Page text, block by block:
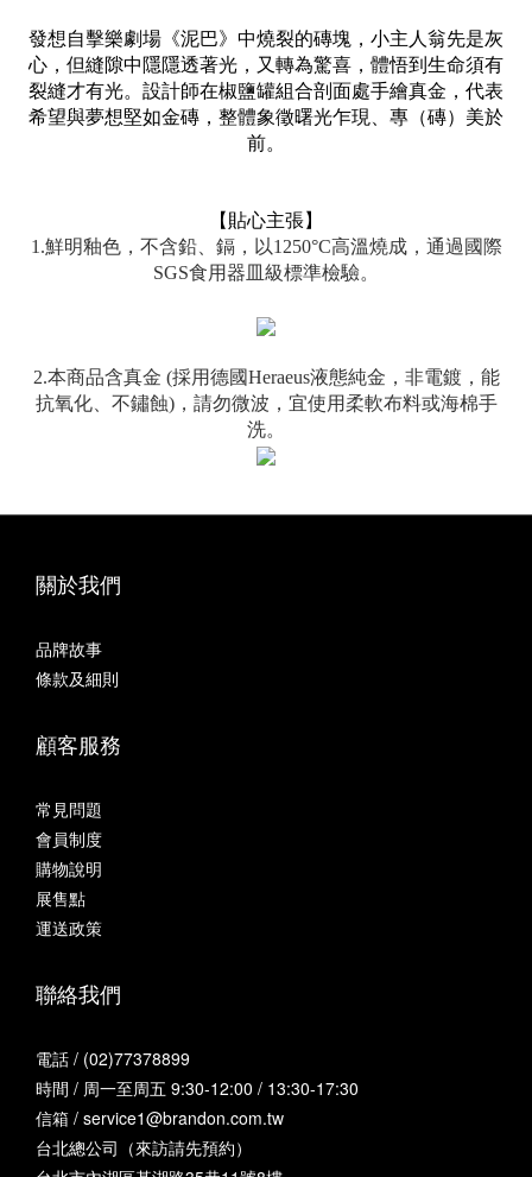
發想自擊樂劇場《泥巴》中燒裂的磚塊，小主人翁先是灰
心，但縫隙中隱隱透著光，又轉為驚喜，體悟到生命須有
裂縫才有光。設計師在椒鹽罐組合剖面處手繪真金，代表
希望與夢想堅如金磚，整體象徵曙光乍現、專（磚）美於
前。
【貼心主張】
1.鮮明釉色，不含鉛、鎘，以1250°C高溫燒成，通過國際
SGS食用器皿級標準檢驗。
2.本商品含真金 (採用德國Heraeus液態純金，非電鍍，能
抗氧化、不鏽蝕)，請勿微波，宜使用柔軟布料或海棉手
洗。
關於我們
品牌故事
條款及細則
顧客服務
常見問題
會員制度
購物說明
展售點
運送政策
聯絡我們
電話 / (02)77378899
時間 / 周一至周五 9:30-12:00 / 13:30-17:30
信箱 / service1@brandon.com.tw
台北總公司（來訪請先預約）